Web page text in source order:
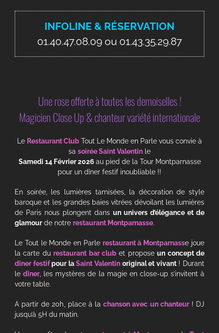
INFOLINE & RÉSERVATION
01.40.47.08.09 ou 01.43.35.29.87
Une rose offerte à toutes les demoiselles !
Magicien Close Up & chanteur variété internationale
Le Restaurant Club Tout Le Monde en Parle vous convie à
sa soirée Saint Valentin le
Samedi 14 Février 2026 au pied de la Tour Montparnasse
pour un dîner festif inoubliable !!
En soirée, les lumières tamisées, la décoration de style
baroque et les grandes baies vitrées dévoilant les lumières
de Paris nous plongent dans un univers d’élégance et de
glamourde notre restaurant Montparnasse.
Le Tout le Monde en Parle restaurant à Montparnasse joue
la carte durestaurant bar club et proposeun concept de
dîner festifpour laSaint Valentin original et vivant! Durant
ledîner, les mystères de la magie en close-up s’invitent à
votre table.
A partir de 20h, place à lachanson avec un chanteur! DJ
jusqu’à 5H du matin.